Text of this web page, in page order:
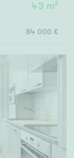
43 m²
84 000 €